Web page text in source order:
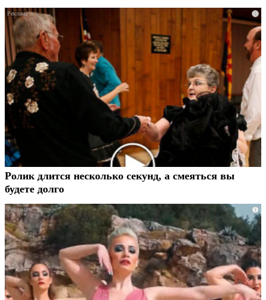
i
Ролик длится несколько секунд, а смеяться вы
будете долго
i